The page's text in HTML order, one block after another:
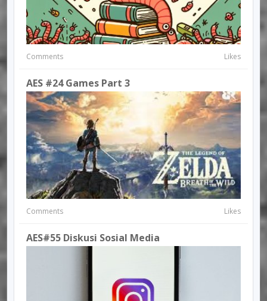
Comments Likes
AES #24 Games Part 3
Comments Likes
AES#55 Diskusi Sosial Media